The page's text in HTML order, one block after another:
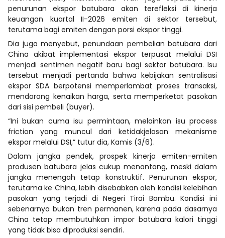
penurunan ekspor batubara akan terefleksi di kinerja
keuangan kuartal II-2026 emiten di sektor tersebut,
terutama bagi emiten dengan porsi ekspor tinggi.
Dia juga menyebut, penundaan pembelian batubara dari
China akibat implementasi ekspor terpusat melalui DSI
menjadi sentimen negatif baru bagi sektor batubara. Isu
tersebut menjadi pertanda bahwa kebijakan sentralisasi
ekspor SDA berpotensi memperlambat proses transaksi,
mendorong kenaikan harga, serta memperketat pasokan
dari sisi pembeli (buyer).
“Ini bukan cuma isu permintaan, melainkan isu process
friction yang muncul dari ketidakjelasan mekanisme
ekspor melalui DSI,” tutur dia, Kamis (3/6).
Dalam jangka pendek, prospek kinerja emiten-emiten
produsen batubara jelas cukup menantang, meski dalam
jangka menengah tetap konstruktif. Penurunan ekspor,
terutama ke China, lebih disebabkan oleh kondisi kelebihan
pasokan yang terjadi di Negeri Tirai Bambu. Kondisi ini
sebenarnya bukan tren permanen, karena pada dasarnya
China tetap membutuhkan impor batubara kalori tinggi
yang tidak bisa diproduksi sendiri.